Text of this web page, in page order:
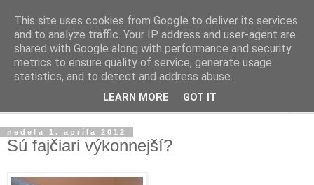
Ako riadiť firmu
Praktické tipy pre podnikanie, riadenie ľudí a firiem
nedeľa 1. apríla 2012
Sú fajčiari výkonnejší?
This site uses cookies from Google to deliver its services
and to analyze traffic. Your IP address and user-agent are
shared with Google along with performance and security
metrics to ensure quality of service, generate usage
statistics, and to detect and address abuse.
LEARN MORE GOT IT